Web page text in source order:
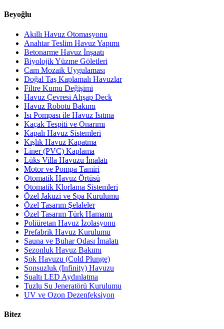
Beyoğlu
Akıllı Havuz Otomasyonu
Anahtar Teslim Havuz Yapımı
Betonarme Havuz İnşaatı
Biyolojik Yüzme Göletleri
Cam Mozaik Uygulaması
Doğal Taş Kaplamalı Havuzlar
Filtre Kumu Değişimi
Havuz Çevresi Ahşap Deck
Havuz Robotu Bakımı
Isı Pompası ile Havuz Isıtma
Kaçak Tespiti ve Onarımı
Kapalı Havuz Sistemleri
Kışlık Havuz Kapatma
Liner (PVC) Kaplama
Lüks Villa Havuzu İmalatı
Motor ve Pompa Tamiri
Otomatik Havuz Örtüsü
Otomatik Klorlama Sistemleri
Özel Jakuzi ve Spa Kurulumu
Özel Tasarım Şelaleler
Özel Tasarım Türk Hamamı
Poliüretan Havuz İzolasyonu
Prefabrik Havuz Kurulumu
Sauna ve Buhar Odası İmalatı
Sezonluk Havuz Bakımı
Şok Havuzu (Cold Plunge)
Sonsuzluk (Infinity) Havuzu
Sualtı LED Aydınlatma
Tuzlu Su Jeneratörü Kurulumu
UV ve Ozon Dezenfeksiyon
Bitez